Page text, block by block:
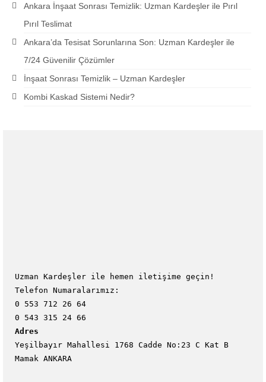
Ankara İnşaat Sonrası Temizlik: Uzman Kardeşler ile Pırıl
Pırıl Teslimat
Ankara’da Tesisat Sorunlarına Son: Uzman Kardeşler ile
7/24 Güvenilir Çözümler
İnşaat Sonrası Temizlik – Uzman Kardeşler
Kombi Kaskad Sistemi Nedir?
Uzman Kardeşler ile hemen iletişime geçin!
Telefon Numaralarımız:
0 553 712 26 64
0 543 315 24 66
Adres
Yeşilbayır Mahallesi 1768 Cadde No:23 C Kat B
Mamak ANKARA